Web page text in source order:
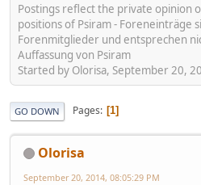
Postings reflect the private opinion
positions of Psiram - Foreneinträge
Forenmitglieder und entsprechen
Auffassung von Psiram
Started by Olorisa, September 20,
GO DOWN Pages 1
Olorisa
September 20, 2014, 08:05:29 PM